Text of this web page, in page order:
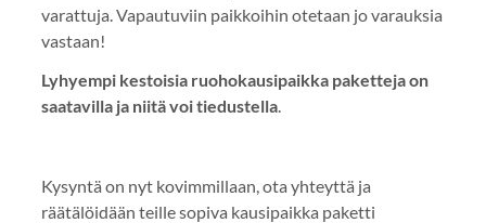
varattuja. Vapautuviin paikkoihin otetaan jo varauksia
vastaan!
Lyhyempi kestoisia ruohokausipaikka paketteja on
saatavilla ja niitä voi tiedustella.
Kysyntä on nyt kovimmillaan, ota yhteyttä ja
räätälöidään teille sopiva kausipaikka paketti